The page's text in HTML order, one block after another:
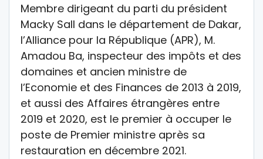
Membre dirigeant du parti du président
Macky Sall dans le département de Dakar,
l’Alliance pour la République (APR), M.
Amadou Ba, inspecteur des impôts et des
domaines et ancien ministre de
l’Economie et des Finances de 2013 à 2019,
et aussi des Affaires étrangères entre
2019 et 2020, est le premier à occuper le
poste de Premier ministre après sa
restauration en décembre 2021.